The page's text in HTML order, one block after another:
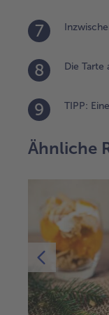
7
8 Die
9 TIPP:
Ähnliche